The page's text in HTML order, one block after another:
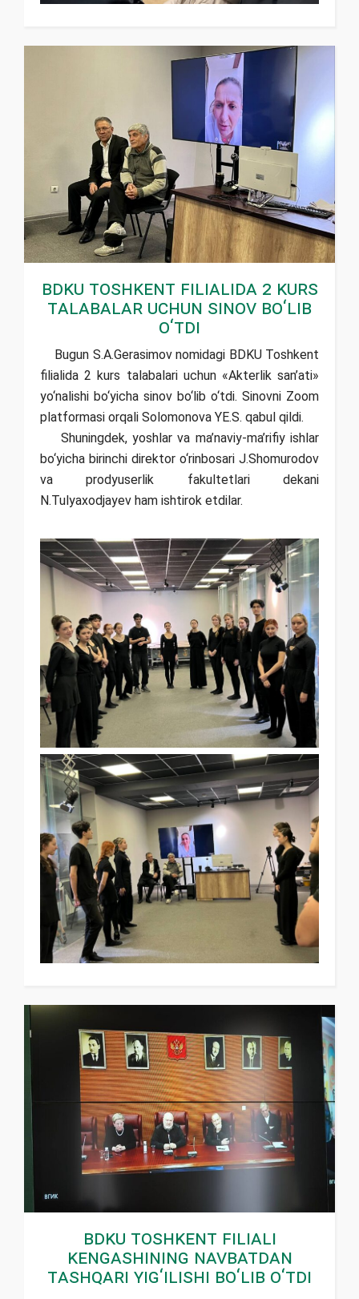
BDKU Toshkent filialida 2 kurs
talabalar uchun sinov bo‘lib
o‘tdi
Bugun S.A.Gerasimov nomidagi BDKU Toshkent
filialida 2 kurs talabalari uchun «Akterlik san’ati»
yo‘nalishi bo‘yicha sinov bo‘lib o‘tdi. Sinovni Zoom
platformasi orqali Solomonova YE.S. qabul qildi.
Shuningdek, yoshlar va ma’naviy-ma’rifiy ishlar
bo‘yicha birinchi direktor o‘rinbosari J.Shomurodov
va prodyuserlik fakultetlari dekani
N.Tulyaxodjayev ham ishtirok etdilar.
BDKU Toshkent filiali
Kengashining navbatdan
tashqari yig‘ilishi bo‘lib o‘tdi